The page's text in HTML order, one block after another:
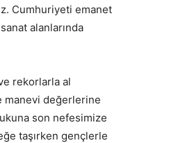
Cumhuriyeti emanet
alanlarında
rekorlarla al
manevi değerlerine
son nefesimize
taşırken gençlerle